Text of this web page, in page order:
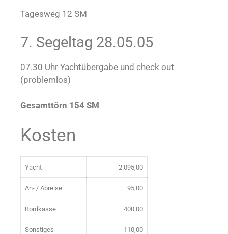
Tagesweg 12 SM
7. Segeltag 28.05.05
07.30 Uhr Yachtübergabe und check out
(problemlos)
Gesamttörn 154 SM
Kosten
Yacht 2.095,00
An- / Abreise 95,00
Bordkasse 400,00
Sonstiges 110,00